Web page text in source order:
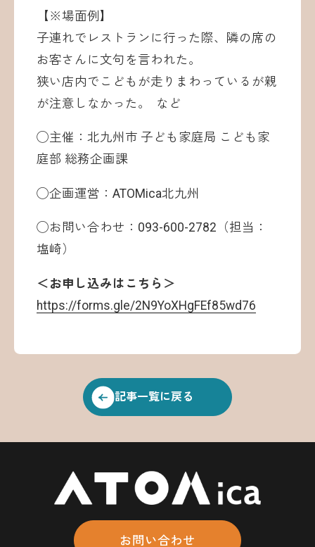
【※場面例】
子連れでレストランに行った際、隣の席の
お客さんに文句を言われた。
狭い店内でこどもが走りまわっているが親
が注意しなかった。 など
◯主催：北九州市 子ども家庭局 こども家
庭部 総務企画課
◯企画運営：ATOMica北九州
◯お問い合わせ：093-600-2782（担当：
塩崎）
＜お申し込みはこちら＞
https://forms.gle/2N9YoXHgFEf85wd76
記事一覧に戻る
お問い合わせ